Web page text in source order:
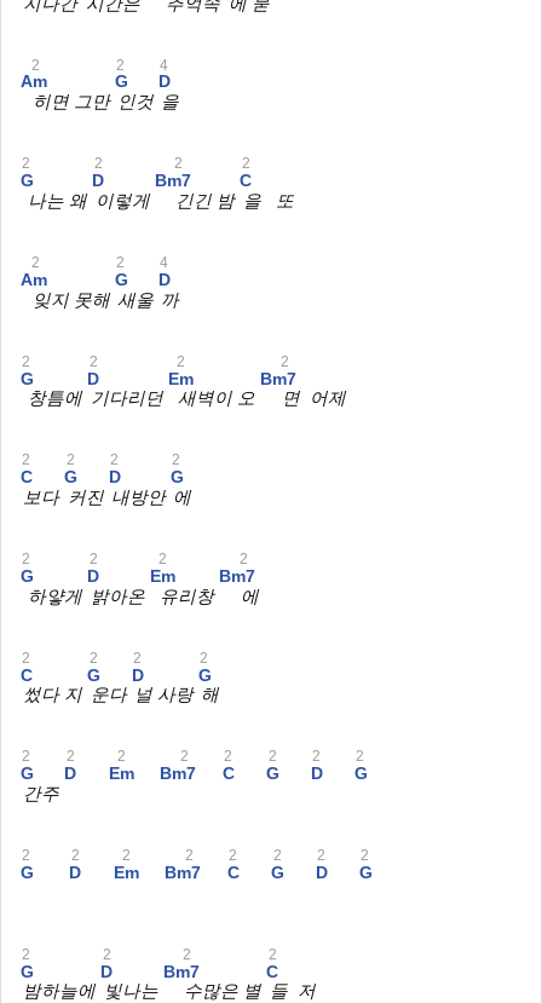
Am
2
히면 그만
G
2
인것
D
4
을
G
2
나는 왜
D
2
이렇게
Bm7
2
긴긴 밤
C
2
을 또
Am
2
잊지 못해
G
2
새울
D
4
까
G
2
창틈에
D
2
기다리던
Em
2
새벽이 오
Bm7
2
면 어제
C
2
보다
G
2
커진
D
2
내방안
G
2
에
G
2
하얗게
D
2
밝아온
Em
2
유리창
Bm7
2
에
C
2
썼다 지
G
2
운다
D
2
널 사랑
G
2
해
G
2
간주
D
2
Em
2
Bm7
2
C
2
G
2
D
2
G
2
G
2
D
2
Em
2
Bm7
2
C
2
G
2
D
2
G
2
G
2
밤하늘에
D
2
빛나는
Bm7
2
수많은 별
C
2
들 저